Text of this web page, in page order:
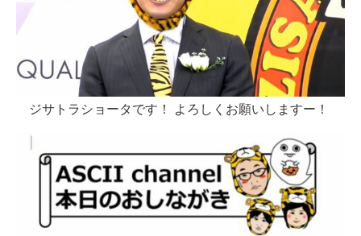
ジサトラショータです！ よろしくお願いしますー！